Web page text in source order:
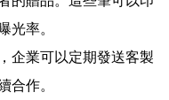
光率。
企業可以定期發送客製
合作。